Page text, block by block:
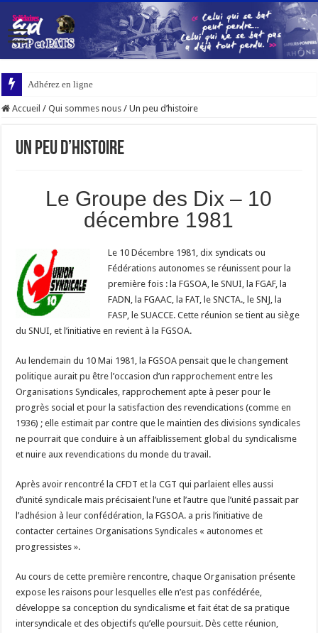
Adhérez en ligne
Accueil / Qui sommes nous / Un peu d’histoire
Un peu d’histoire
Le Groupe des Dix – 10
décembre 1981
Le 10 Décembre 1981, dix syndicats ou
Fédérations autonomes se réunissent pour la
première fois : la FGSOA, le SNUI, la FGAF, la
FADN, la FGAAC, la FAT, le SNCTA., le SNJ, la
FASP, le SUACCE. Cette réunion se tient au siège
du SNUI, et l’initiative en revient à la FGSOA.
Au lendemain du 10 Mai 1981, la FGSOA pensait que le changement
politique aurait pu être l’occasion d’un rapprochement entre les
Organisations Syndicales, rapprochement apte à peser pour le
progrès social et pour la satisfaction des revendications (comme en
1936) ; elle estimait par contre que le maintien des divisions syndicales
ne pourrait que conduire à un affaiblissement global du syndicalisme
et nuire aux revendications du monde du travail.
Après avoir rencontré la CFDT et la CGT qui parlaient elles aussi
d’unité syndicale mais précisaient l’une et l’autre que l’unité passait par
l’adhésion à leur confédération, la FGSOA. a pris l’initiative de
contacter certaines Organisations Syndicales « autonomes et
progressistes ».
Au cours de cette première rencontre, chaque Organisation présente
expose les raisons pour lesquelles elle n’est pas confédérée,
développe sa conception du syndicalisme et fait état de sa pratique
intersyndicale et des objectifs qu’elle poursuit. Dès cette réunion,